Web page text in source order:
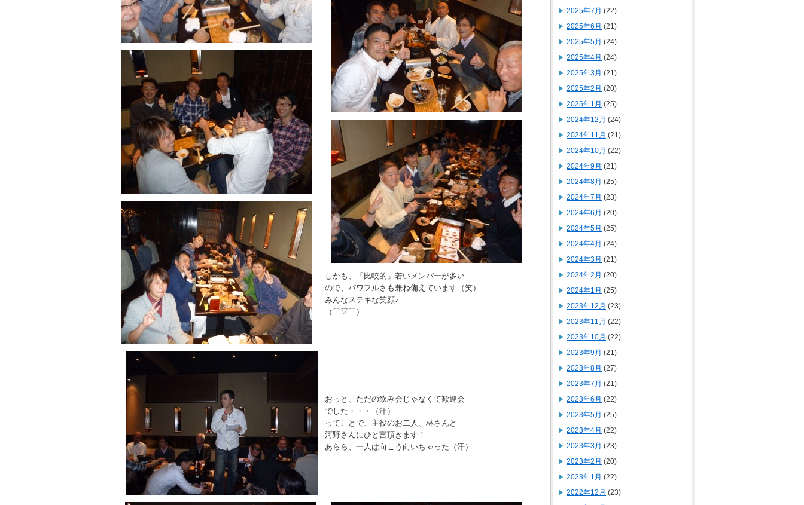
しかも、「比較的」若いメンバーが多い
ので、パワフルさも兼ね備えています（笑）
みんなステキな笑顔♪
（⌒▽⌒）
おっと、ただの飲み会じゃなくて歓迎会
でした・・・（汗）
ってことで、主役のお二人、林さんと
河野さんにひと言頂きます！
あらら、一人は向こう向いちゃった（汗）
2025年7月 (22)
2025年6月 (21)
2025年5月 (24)
2025年4月 (24)
2025年3月 (21)
2025年2月 (20)
2025年1月 (25)
2024年12月 (24)
2024年11月 (21)
2024年10月 (22)
2024年9月 (21)
2024年8月 (25)
2024年7月 (23)
2024年6月 (20)
2024年5月 (25)
2024年4月 (24)
2024年3月 (21)
2024年2月 (20)
2024年1月 (25)
2023年12月 (23)
2023年11月 (22)
2023年10月 (22)
2023年9月 (21)
2023年8月 (27)
2023年7月 (21)
2023年6月 (22)
2023年5月 (25)
2023年4月 (22)
2023年3月 (23)
2023年2月 (20)
2023年1月 (22)
2022年12月 (23)